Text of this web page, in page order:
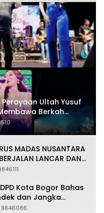
Ultah Yusuf
Berkah
MADAS NUSANTARA
LANCAR DAN
Kota Bogor Bahas
dan Jangka
9846086